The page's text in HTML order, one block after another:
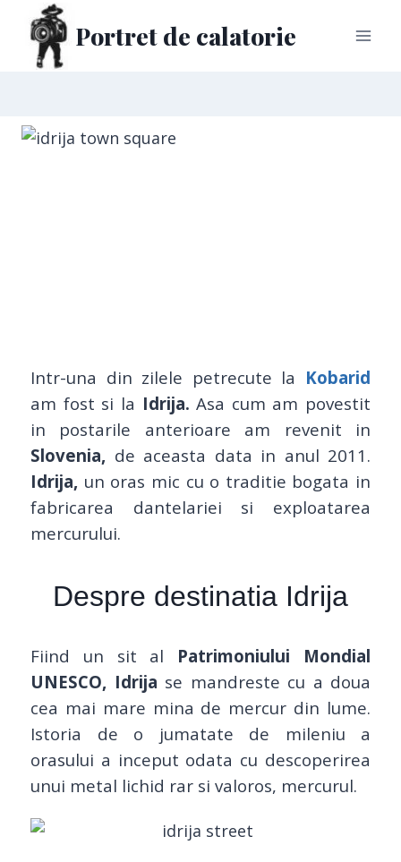
Portret de calatorie
Intr-una din zilele petrecute la Kobarid
am fost si la Idrija.Asa cum am povestit
in postarile anterioare am revenit in
Slovenia, de aceasta data in anul 2011.
Idrija, un oras mic cu o traditie bogata in
fabricarea dantelariei si exploatarea
mercurului.
Despre destinatia Idrija
Fiind un sit al Patrimoniului Mondial
UNESCO, Idrija se mandreste cu a doua
cea mai mare mina de mercur din lume.
Istoria de o jumatate de mileniu a
orasului a inceput odata cu descoperirea
unui metal lichid rar si valoros, mercurul.